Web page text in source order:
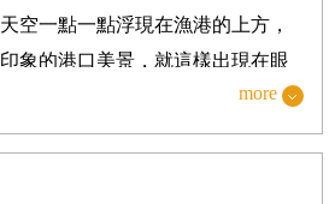
空一點一點浮現在漁港的上方，
象的港口美景，就這樣出現在眼
我三不五時就會到港口散步，幽
more